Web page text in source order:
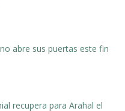
abre sus puertas este fin
recupera para Arahal el